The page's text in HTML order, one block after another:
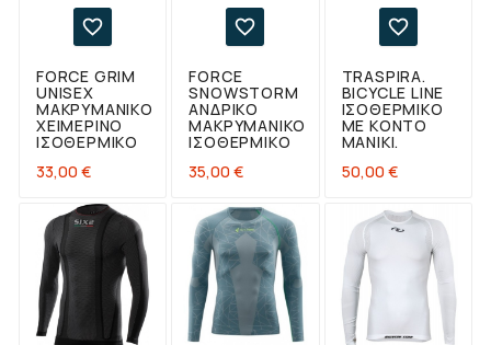

FORCE GRIM
UNISEX
ΜΑΚΡΥΜΆΝΙΚΟ
ΧΕΙΜΕΡΙΝΌ
ΙΣΟΘΕΡΜΙΚΌ
33,00 €

FORCE
SNOWSTORM
ΑΝΔΡΙΚΌ
ΜΑΚΡΥΜΆΝΙΚΟ
ΙΣΟΘΕΡΜΙΚΌ
35,00 €

TRASPIRA.
BICYCLE LINE
ΙΣΟΘΕΡΜΙΚΌ
ΜΕ ΚΟΝΤΌ
ΜΑΝΊΚΙ.
50,00 €